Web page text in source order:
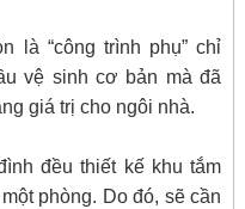
là “công trình phụ” chỉ
vệ sinh cơ bản mà đã
giá trị cho ngôi nhà.
đều thiết kế khu tắm
phòng. Do đó, sẽ cần